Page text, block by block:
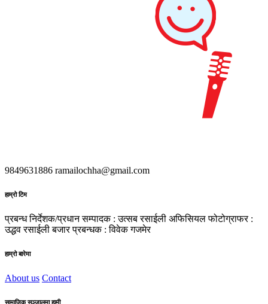
9849631886 ramailochha@gmail.com
हाम्रो टिम
प्रबन्ध निर्देशक/प्रधान सम्पादक : उत्सब रसाईली अफिसियल फोटोग्राफर :
उद्धव रसाईली बजार प्रबन्धक : विवेक गजमेर
हाम्रो बारेमा
About us Contact
सामाजिक सञ्जालमा हामी